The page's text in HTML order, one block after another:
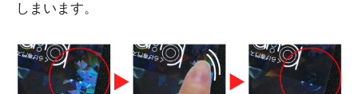
しまいます。